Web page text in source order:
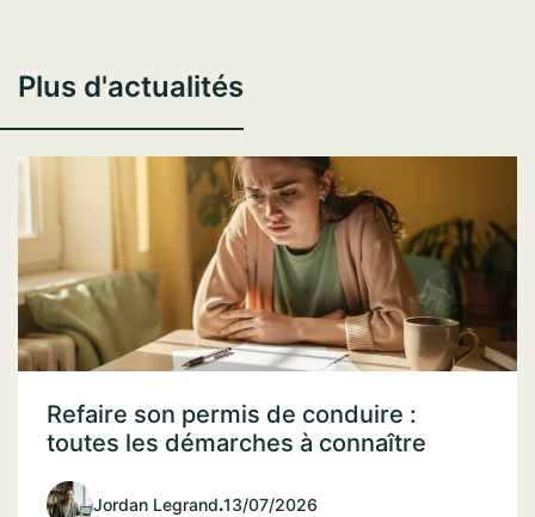
Plus d'actualités
Refaire son permis de conduire :
toutes les démarches à connaître
Jordan Legrand.13/07/2026